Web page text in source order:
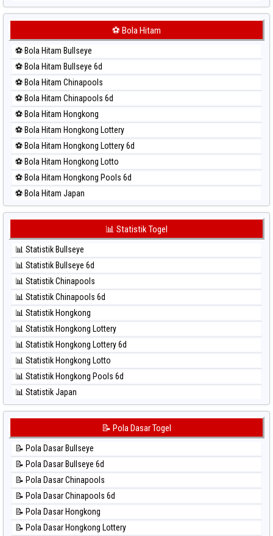
⚽ Bola Merah Japan 6d
⚽ Bola Merah Kuda Lari
⚽ Bola Merah Magnum Cambodia
⚽ Bola Merah Nagoya
⚽ Bola Merah North Carolina Day
⚽ Bola Merah Pcso
⚽ Bola Merah Sao Paulo
⚽ Bola Merah Singapore
⚽ Bola Merah Sydney
⚽ Bola Merah Sydney Lottery
⚽ Bola Merah Sydney Lottery 6d
⚽ Bola Merah Sydney Lotto
⚽ Bola Merah Taiwan
⚽ Bola Hitam
⚽ Bola Hitam Bullseye
⚽ Bola Hitam Bullseye 6d
⚽ Bola Hitam Chinapools
⚽ Bola Hitam Chinapools 6d
⚽ Bola Hitam Hongkong
⚽ Bola Hitam Hongkong Lottery
⚽ Bola Hitam Hongkong Lottery 6d
⚽ Bola Hitam Hongkong Lotto
⚽ Bola Hitam Hongkong Pools 6d
⚽ Bola Hitam Japan
⚽ Bola Hitam Japan 6d
⚽ Bola Hitam Kuda Lari
⚽ Bola Hitam Magnum Cambodia
⚽ Bola Hitam Nagoya
⚽ Bola Hitam North Carolina Day
⚽ Bola Hitam Pcso
⚽ Bola Hitam Sao Paulo
⚽ Bola Hitam Singapore
⚽ Bola Hitam Sydney
⚽ Bola Hitam Sydney Lottery
⚽ Bola Hitam Sydney Lottery 6d
⚽ Bola Hitam Sydney Lotto
⚽ Bola Hitam Taiwan
📊 Statistik Togel
📊 Statistik Bullseye
📊 Statistik Bullseye 6d
📊 Statistik Chinapools
📊 Statistik Chinapools 6d
📊 Statistik Hongkong
📊 Statistik Hongkong Lottery
📊 Statistik Hongkong Lottery 6d
📊 Statistik Hongkong Lotto
📊 Statistik Hongkong Pools 6d
📊 Statistik Japan
📊 Statistik Japan 6d
📊 Statistik Kuda Lari
📊 Statistik Magnum Cambodia
📊 Statistik Nagoya
📊 Statistik New York Midday
📊 Statistik North Carolina Day
📊 Statistik Pcso
📝 Pola Dasar Togel
📝 Pola Dasar Bullseye
📝 Pola Dasar Bullseye 6d
📝 Pola Dasar Chinapools
📝 Pola Dasar Chinapools 6d
📝 Pola Dasar Hongkong
📝 Pola Dasar Hongkong Lottery